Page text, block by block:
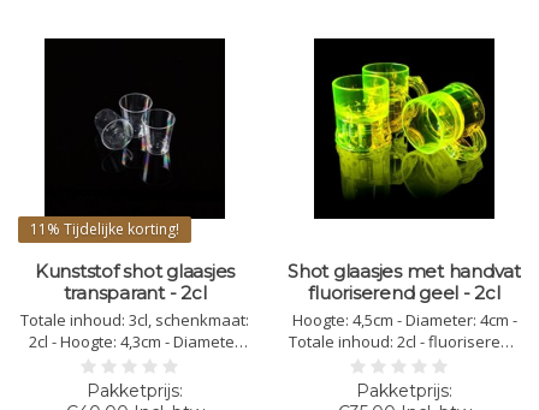
11% Tijdelijke korting!
Kunststof shot glaasjes
transparant - 2cl
Totale inhoud: 3cl, schenkmaat:
2cl - Hoogte: 4,3cm - Diameter
boven: 3,8cm - Diameter onder:
2,8cm - transparant -
Shot glaasjes met handvat
fluoriserend geel - 2cl
Hoogte: 4,5cm - Diameter: 4cm -
Totale inhoud: 2cl - fluoriserend
geel - kunststof polycarbonaat -
vaatwasbestendig -